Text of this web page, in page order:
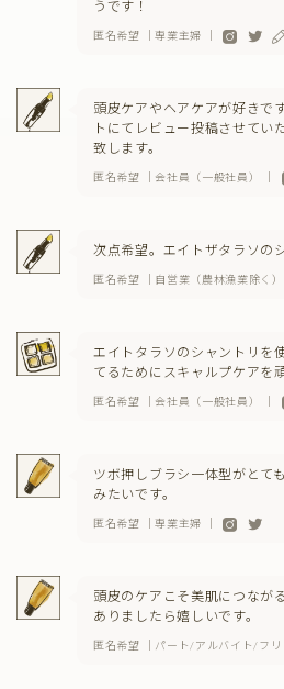
うです！
匿名希望 ｜専業主婦 ｜
頭皮ケアやヘアケアが好きで
トにてレビュー投稿させてい
致します。
匿名希望 ｜会社員（一般社員） ｜
次点希望。エイトザタラソの
匿名希望 ｜自営業（農林漁業除く）
エイトタラソのシャントリを
てるためにスキャルプケアを
匿名希望 ｜会社員（一般社員） ｜
ツボ押しブラシ一体型がとて
みたいです。
匿名希望 ｜専業主婦 ｜
頭皮のケアこそ美肌につなが
ありましたら嬉しいです。
匿名希望 ｜パート/アルバイト/フリ